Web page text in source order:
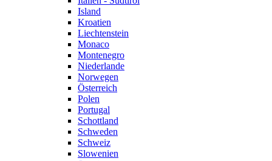
Island
Kroatien
Liechtenstein
Monaco
Montenegro
Niederlande
Norwegen
Österreich
Polen
Portugal
Schottland
Schweden
Schweiz
Slowenien